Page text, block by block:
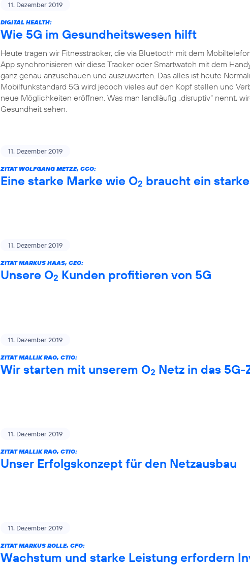
11. Dezember 2019
DIGITAL HEALTH:
Wie 5G im Gesundheitswesen hilft
Heute tragen wir Fitnesstracker, die via Bluetooth mit dem
App synchronisieren wir diese Tracker oder Smartwatch mit dem
ganz genau anzuschauen und auszuwerten. Das alles ist heute
Mobilfunkstandard 5G wird jedoch vieles auf den Kopf stellen und
neue Möglichkeiten eröffnen. Was man landläufig „disruptiv“ nennt,
Gesundheit sehen.
11. Dezember 2019
ZITAT WOLFGANG METZE, CCO:
Eine starke Marke wie O2 braucht ein
11. Dezember 2019
ZITAT MARKUS HAAS, CEO:
Unsere O2 Kunden profitieren von 5G
11. Dezember 2019
ZITAT MALLIK RAO, CTIO:
Wir starten mit unserem O2 Netz in das
11. Dezember 2019
ZITAT MALLIK RAO, CTIO:
Unser Erfolgskonzept für den Netzausbau
11. Dezember 2019
ZITAT MARKUS ROLLE, CFO:
Wachstum und starke Leistung erfordern